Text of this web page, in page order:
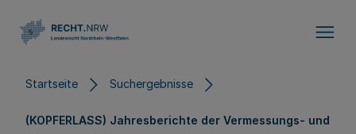
Startseite Suchergebnisse
(KOPFERLASS) Jahresberichte der Vermessungs- und